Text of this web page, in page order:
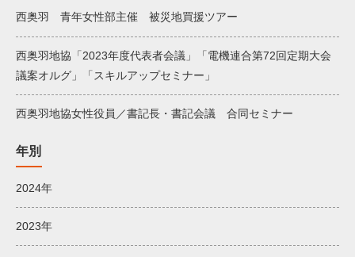
西奥羽 青年女性部主催 被災地買援ツアー
西奥羽地協「2023年度代表者会議」「電機連合第72回定期大会
議案オルグ」「スキルアップセミナー」
西奥羽地協女性役員／書記長・書記会議 合同セミナー
年別
2024年
2023年